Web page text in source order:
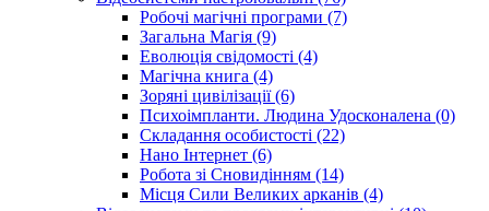
Робочі магічні програми (7)
Загальна Магія (9)
Еволюція свідомості (4)
Магічна книга (4)
Зоряні цивілізації (6)
Психоімпланти. Людина Удосконалена (0)
Складання особистості (22)
Нано Інтернет (6)
Робота зі Сновидінням (14)
Місця Сили Великих арканів (4)